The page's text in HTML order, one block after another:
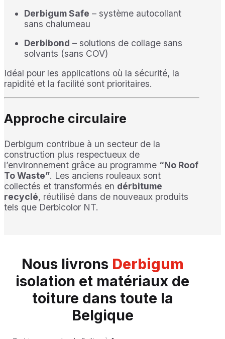
Derbigum Safe – système autocollant
sans chalumeau
Derbibond – solutions de collage sans
solvants (sans COV)
Idéal pour les applications où la sécurité, la
rapidité et la facilité sont prioritaires.
Approche circulaire
Derbigum contribue à un secteur de la
construction plus respectueux de
l’environnement grâce au programme “No Roof
To Waste”. Les anciens rouleaux sont
collectés et transformés en dérbitume
recyclé, réutilisé dans de nouveaux produits
tels que Derbicolor NT.
Nous livrons Derbigum
isolation et matériaux de
toiture dans toute la
Belgique